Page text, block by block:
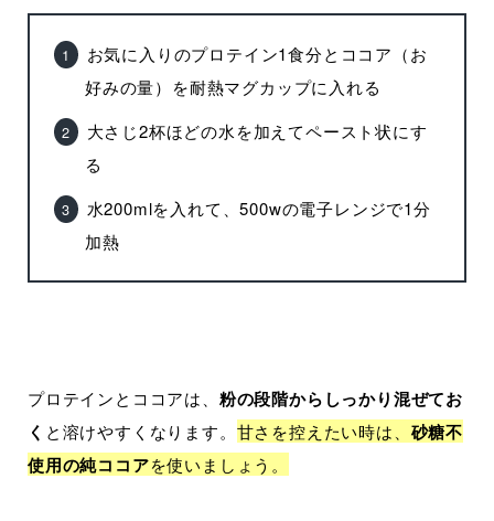
お気に入りのプロテイン1食分とココア（お
好みの量）を耐熱マグカップに入れる
大さじ2杯ほどの水を加えてペースト状にす
る
水200mlを入れて、500wの電子レンジで1分
加熱
プロテインとココアは、 粉の段階からしっかり混ぜてお
く と溶けやすくなります。 甘さを控えたい時は、 砂糖不
使用の純ココアを使いましょう。